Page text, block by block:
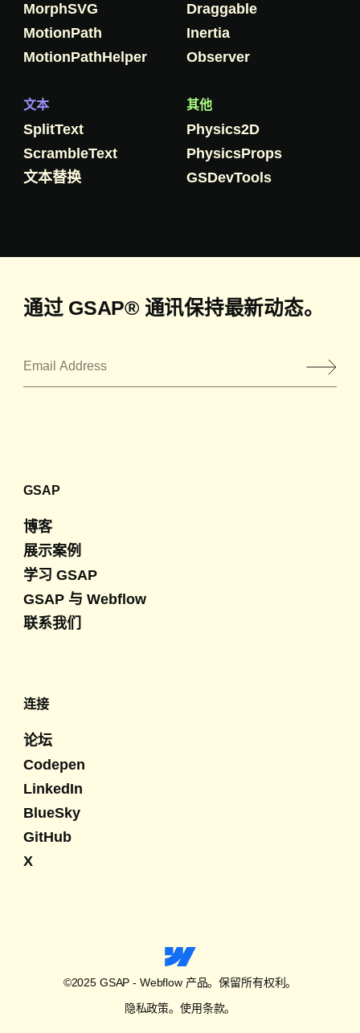
MorphSVG
MotionPath
MotionPathHelper
Draggable
Inertia
Observer
文本
SplitText
ScrambleText
文本替换
其他
Physics2D
PhysicsProps
GSDevTools
通过 GSAP® 通讯保持最新动态。
GSAP
博客
展示案例
学习 GSAP
GSAP 与 Webflow
联系我们
连接
论坛
Codepen
LinkedIn
BlueSky
GitHub
X
©2025 GSAP - Webflow 产品。保留所有权利。
隐私政策。 使用条款。